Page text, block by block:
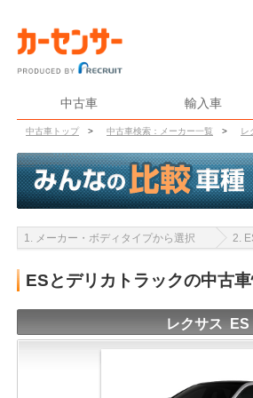
中古車 輸入車
中古車トップ > 中古車検索：メーカー一覧 > レ
1. メーカー・ボディタイプから選択 2.
ESとデリカトラックの中古
レクサス ES